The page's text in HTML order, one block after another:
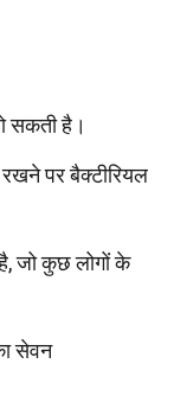
सकती है।
पर बैक्टीरियल
है, जो कुछ लोगों के
सेवन